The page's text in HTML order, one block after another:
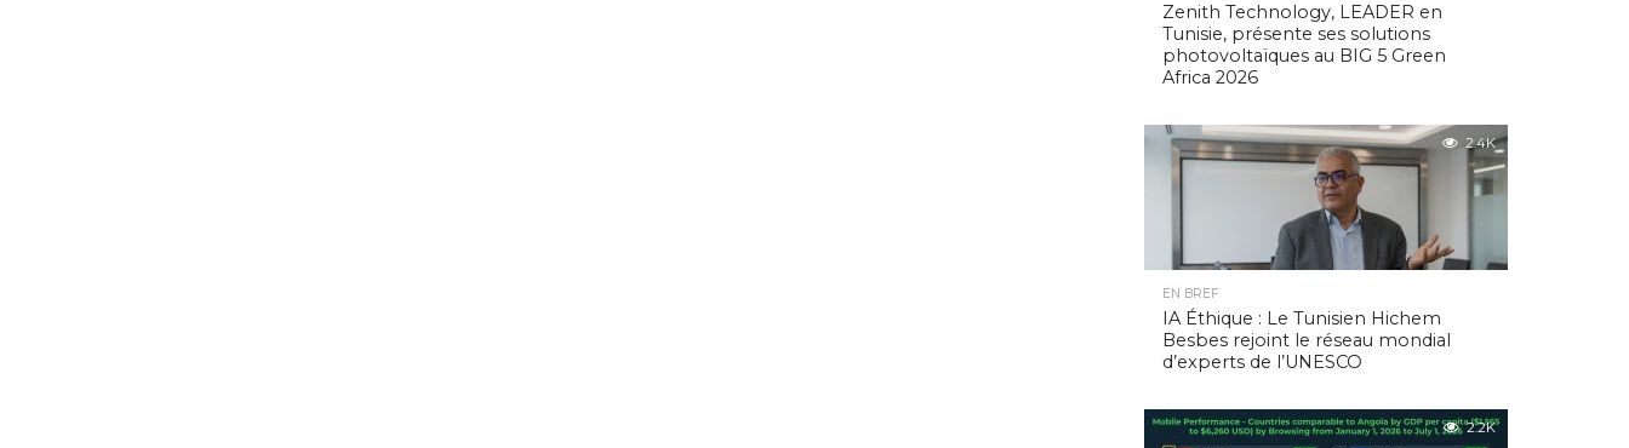
Zenith Technology, LEADER en
Tunisie, présente ses solutions
photovoltaïques au BIG 5 Green
Africa 2026
2.4K
EN BREF
IA Éthique : Le Tunisien Hichem
Besbes rejoint le réseau mondial
d’experts de l’UNESCO
2.2K